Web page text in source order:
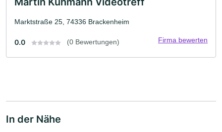
Marktstraße 25, 74336 Brackenheim
0.0 (0 Bewertungen) Firma bewerten
In der Nähe